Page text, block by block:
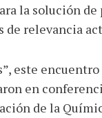
la solución de
relevancia
este
en
de la